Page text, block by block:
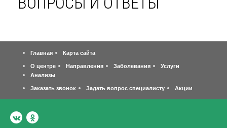
Главная
Карта сайта
О центре
Направления Заболевания
Услуги
Анализы
Заказать звонок
Задать вопрос специалисту Акции